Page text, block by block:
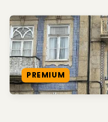
PREMIUM